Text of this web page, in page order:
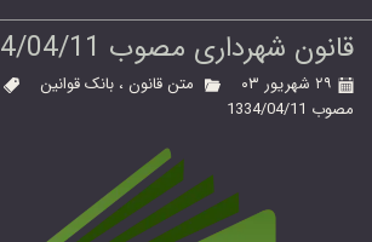
قانون شهرداری مصوب 1334/04/11
۲۹ شهریور ۰۳ متن قانون ، بانک قوانین
مصوب 1334/04/11